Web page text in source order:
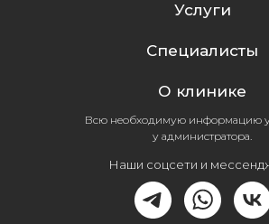
Всю необходимую информацию
у администратора.
Наши соцсети и
Услуги
Специалисты
О клинике